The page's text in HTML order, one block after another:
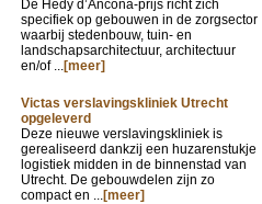
De Hedy d’Ancona-prijs richt zich
specifiek op gebouwen in de zorgsector
waarbij stedenbouw, tuin- en
landschapsarchitectuur, architectuur
en/of ...[meer]
Victas verslavingskliniek Utrecht
opgeleverd
Deze nieuwe verslavingskliniek is
gerealiseerd dankzij een huzarenstukje
logistiek midden in de binnenstad van
Utrecht. De gebouwdelen zijn zo
compact en ...[meer]